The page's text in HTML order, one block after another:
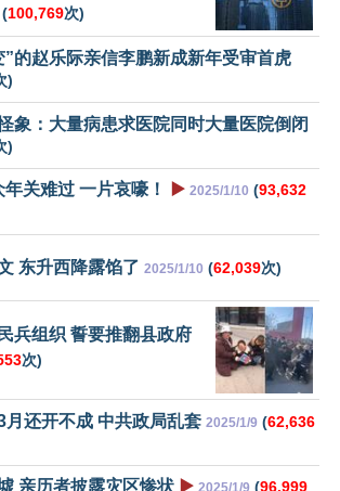
(100,769次)
”的赵乐际亲信李鹏新成新年受审首虎
)
象：大量病患求医院同时大量医院倒闭
)
关难过 一片哀嚎！ ▶️ 2025/1/10 (93,632
东升西降露馅了 2025/1/10 (62,039次)
兵组织 誓要推翻县政府
次)
月还开不成 中共政局乱套 2025/1/9 (62,636
亲历者披露灾区惨状 ▶️ (96,999